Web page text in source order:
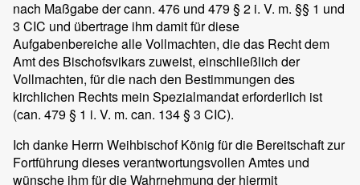
nach Maßgabe der cann. 476 und 479 § 2 i. V. m. §§ 1 und
3 CIC und übertrage ihm damit für diese
Aufgabenbereiche alle Vollmachten, die das Recht dem
Amt des Bischofsvikars zuweist, einschließlich der
Vollmachten, für die nach den Bestimmungen des
kirchlichen Rechts mein Spezialmandat erforderlich ist
(can. 479 § 1 i. V. m. can. 134 § 3 CIC).
Ich danke Herrn Weihbischof König für die Bereitschaft zur
Fortführung dieses verantwortungsvollen Amtes und
wünsche ihm für die Wahrnehmung der hiermit